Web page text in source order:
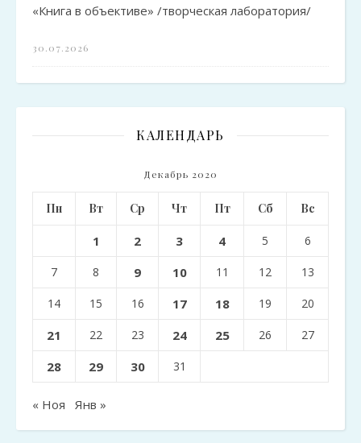
«Книга в объективе» /творческая лаборатория/
30.07.2026
КАЛЕНДАРЬ
Декабрь 2020
Пн Вт Ср Чт Пт Сб Вс
1 2 3 4 5 6
7 8 9 10 11 12 13
14 15 16 17 18 19 20
21 22 23 24 25 26 27
28 29 30 31
« Ноя Янв »